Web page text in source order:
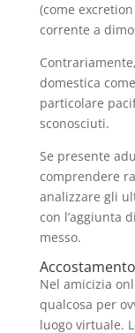
(come
corrente a
domestica
particolare
sconosciuti.
Se presente
comprendere
analizzare gli
con l’aggiunta
messo.
Nel amicizia
qualcosa per
luogo virtuale.